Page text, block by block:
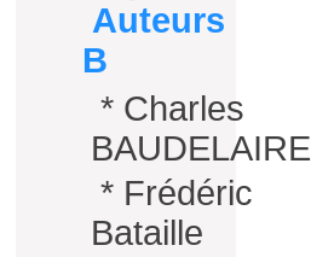
Auteurs
B
* Charles
BAUDELAIRE
* Frédéric
Bataille